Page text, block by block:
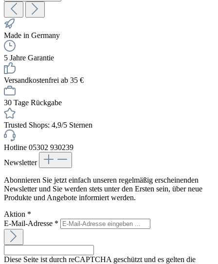
Made in Germany
5 Jahre Garantie
Versandkostenfrei ab 35 €
30 Tage Rückgabe
Trusted Shops: 4,9/5 Sternen
Hotline 05302 930239
Newsletter
Abonnieren Sie jetzt einfach unseren regelmäßig erscheinenden
Newsletter und Sie werden stets unter den Ersten sein, über neue
Produkte und Angebote informiert werden.
Aktion *
E-Mail-Adresse *
Diese Seite ist durch reCAPTCHA geschützt und es gelten die